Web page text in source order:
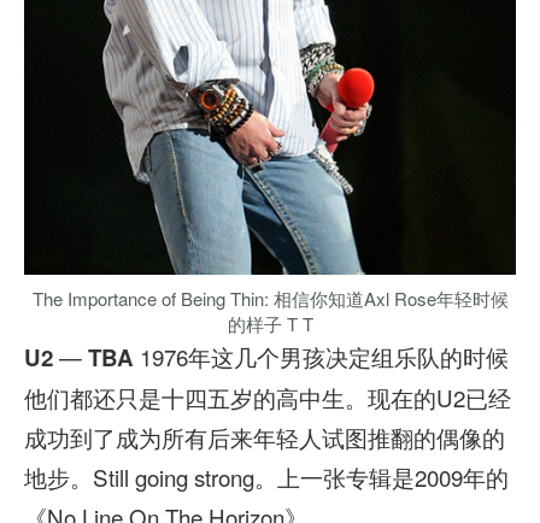
The Importance of Being Thin: 相信你知道Axl Rose年轻时候
的样子 T T
U2—TBA 1976年这几个男孩决定组乐队的时候
他们都还只是十四五岁的高中生。现在的U2已经
成功到了成为所有后来年轻人试图推翻的偶像的
地步。Still going strong。上一张专辑是2009年的